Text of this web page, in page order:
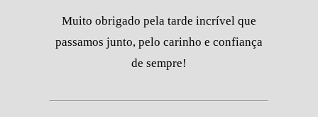
Muito obrigado pela tarde incrível que
passamos junto, pelo carinho e confiança
de sempre!